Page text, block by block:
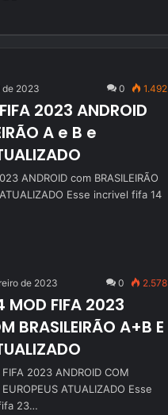
de 2023 0 1.492
2023 ANDROID
A e B e
ANDROID com BRASILEIRÃO
Esse incrivel fifa 14
de 2023 0 2.578
MOD FIFA 2023
BRASILEIRÃO A+B E
2023 ANDROID COM
ATUALIZADO Esse
23…